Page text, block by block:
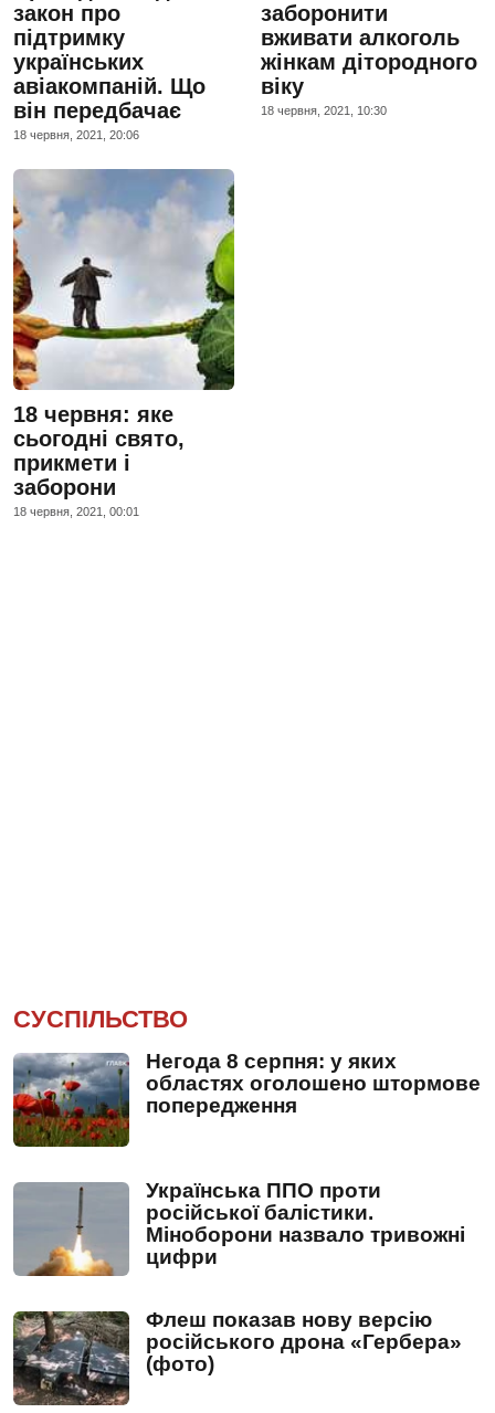
закон про
підтримку
українських
авіакомпаній. Що
він передбачає
18 червня, 2021, 20:06
заборонити
вживати алкоголь
жінкам дітородного
віку
18 червня, 2021, 10:30
18 червня: яке
сьогодні свято,
прикмети і
заборони
18 червня, 2021, 00:01
СУСПІЛЬСТВО
Негода 8 серпня: у яких
областях оголошено штормове
попередження
Українська ППО проти
російської балістики.
Міноборони назвало тривожні
цифри
Флеш показав нову версію
російського дрона «Гербера»
(фото)